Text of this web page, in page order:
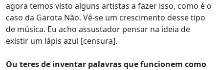
agora temos visto alguns artistas a fazer isso, como é o
caso da Garota Não. Vê-se um crescimento desse tipo
de música. Eu acho assustador pensar na ideia de
existir um lápis azul [censura].
Ou teres de inventar palavras que funcionem como